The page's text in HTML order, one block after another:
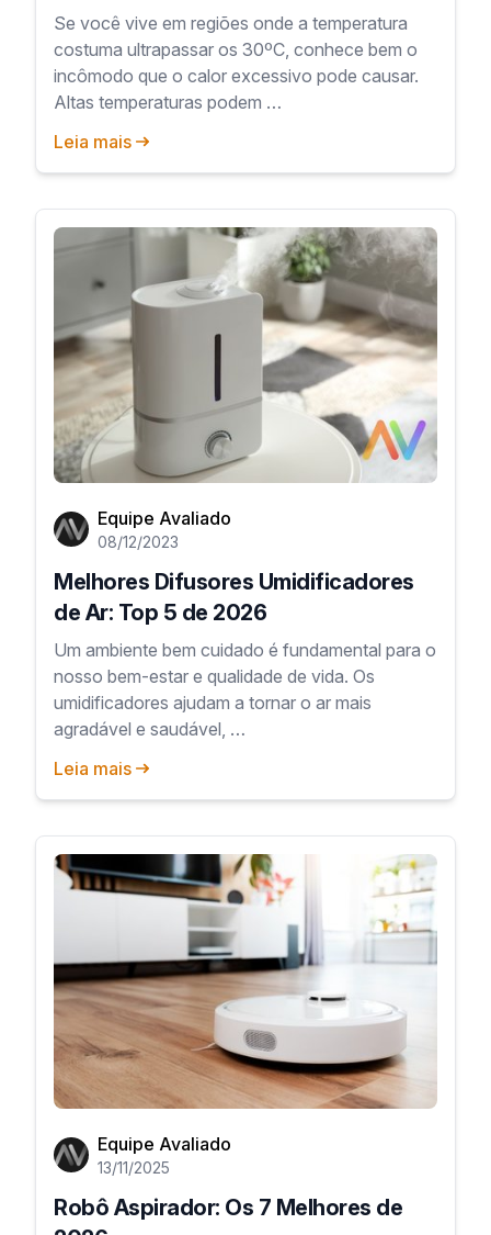
Se você vive em regiões onde a temperatura
costuma ultrapassar os 30ºC, conhece bem o
incômodo que o calor excessivo pode causar.
Altas temperaturas podem …
Leia mais
Equipe Avaliado
08/12/2023
Melhores Difusores Umidificadores
de Ar: Top 5 de 2026
Um ambiente bem cuidado é fundamental para o
nosso bem-estar e qualidade de vida. Os
umidificadores ajudam a tornar o ar mais
agradável e saudável, …
Leia mais
Equipe Avaliado
13/11/2025
Robô Aspirador: Os 7 Melhores de